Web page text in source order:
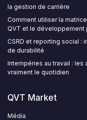
la gestion de carrière
Comment utiliser la
QVT et le développement
CSRD et reporting social :
de durabilité
Intempéries au travail :
vraiment le quotidien
QVT Market
Média